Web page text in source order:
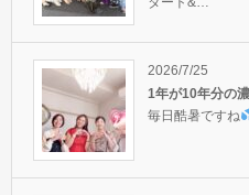
2026/7/25
1年が10年分の
毎日酷暑ですね